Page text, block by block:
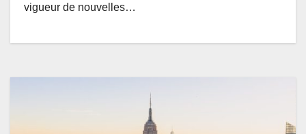
vigueur de nouvelles…